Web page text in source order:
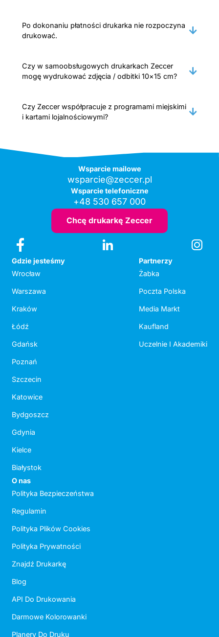
Po dokonaniu płatności drukarka nie rozpoczyna
drukować.
Czy w samoobsługowych drukarkach Zeccer
mogę wydrukować zdjęcia / odbitki 10×15 cm?
Czy Zeccer współpracuje z programami miejskimi
i kartami lojalnościowymi?
Wsparcie mailowe
wsparcie@zeccer.pl
Wsparcie telefoniczne
+48 530 657 000
Chcę drukarkę Zeccer
Gdzie jesteśmy
Wrocław
Warszawa
Kraków
Łódź
Gdańsk
Poznań
Szczecin
Katowice
Bydgoszcz
Gdynia
Kielce
Białystok
Partnerzy
Żabka
Poczta Polska
Media Markt
Kaufland
Uczelnie I Akademiki
O nas
Polityka Bezpieczeństwa
Regulamin
Polityka Plików Cookies
Polityka Prywatności
Znajdź Drukarkę
Blog
API Do Drukowania
Darmowe Kolorowanki
Planery Do Druku